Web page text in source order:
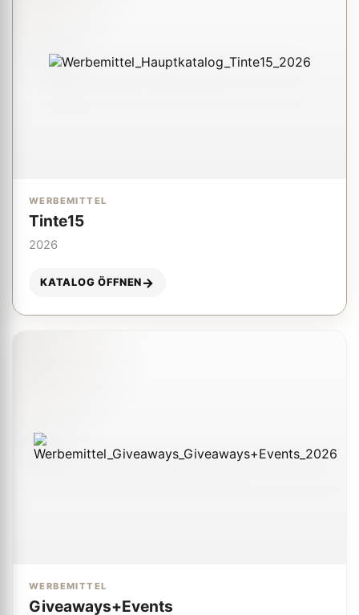
WERBEMITTEL
Tinte15
2026
KATALOG ÖFFNEN
WERBEMITTEL
Giveaways+Events